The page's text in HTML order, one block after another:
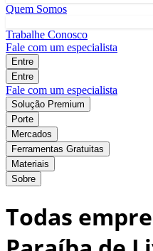
Quem Somos
Trabalhe Conosco
Fale com um especialista
Entre
Entre
Fale com um especialista
Solução Premium
Porte
Mercados
Ferramentas Gratuitas
Materiais
Sobre
Todas